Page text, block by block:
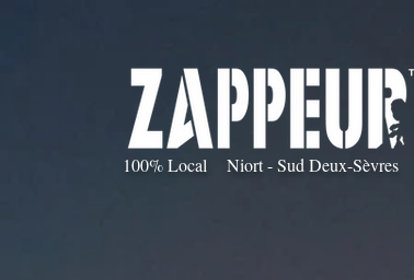
100% Local Niort - Sud Deux-Sèvres